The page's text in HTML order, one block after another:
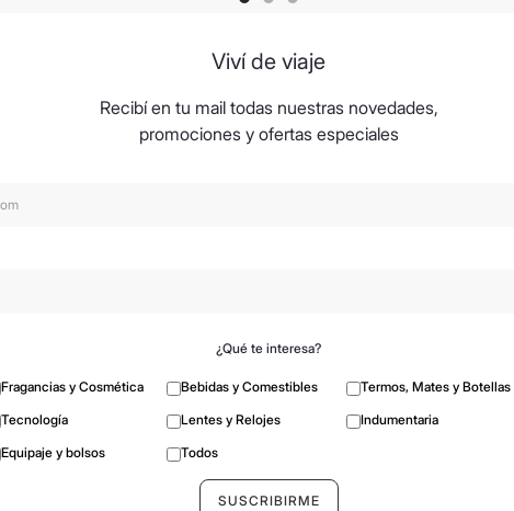
Viví de viaje
Recibí en tu mail todas nuestras novedades,
promociones y ofertas especiales
¿Qué te interesa?
Fragancias y Cosmética Bebidas y Comestibles
Termos, Mates y Botellas
Tecnología
Lentes y Relojes
Indumentaria
Equipaje y bolsos
Todos